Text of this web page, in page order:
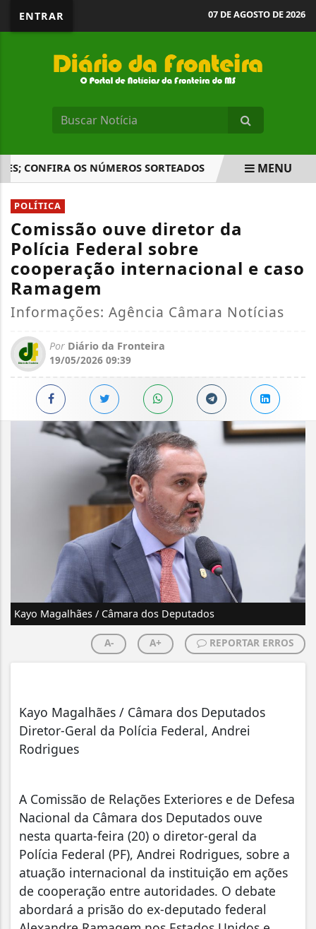
ENTRAR 07 DE AGOSTO DE 2026
OS NÚMEROS SORTEADOS COMISSÃO
EM ALTA
MENU
POLÍTICA
Comissão ouve diretor da
Polícia Federal sobre
cooperação internacional e caso
Ramagem
Informações: Agência Câmara Notícias
Por Diário da Fronteira
19/05/2026 09:39
Kayo Magalhães / Câmara dos Deputados
A- A+ REPORTAR ERROS
Kayo Magalhães / Câmara dos Deputados
Diretor-Geral da Polícia Federal, Andrei
Rodrigues
A Comissão de Relações Exteriores e de Defesa
Nacional da Câmara dos Deputados ouve
nesta quarta-feira (20) o diretor-geral da
Polícia Federal (PF), Andrei Rodrigues, sobre a
atuação internacional da instituição em ações
de cooperação entre autoridades. O debate
abordará a prisão do ex-deputado federal